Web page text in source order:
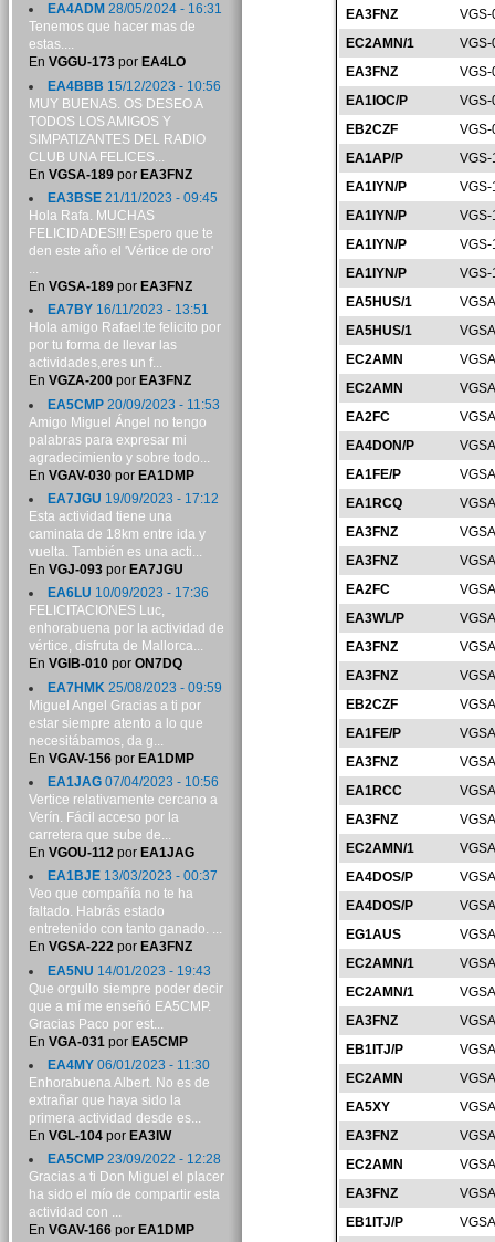
EA3FNZ
EC2AMN/1
EA3FNZ
EA1IOC/P
EB2CZF
EA1AP/P
EA1IYN/P
EA1IYN/P
EA1IYN/P
VGS-
EA1IYN/P
VGS-
EA5HUS/1
EA5HUS/1
EC2AMN
EC2AMN
EA2FC
EA4DON/P
EA1FE/P
EA1RCQ
EA3FNZ
EA3FNZ
EA2FC
EA3WL/P
EA3FNZ
EA3FNZ
EB2CZF
EA1FE/P
EA3FNZ
EA1RCC
EA3FNZ
EC2AMN/1
EA4DOS/P
EA4DOS/P
EG1AUS
EC2AMN/1
EC2AMN/1
EA3FNZ
EB1ITJ/P
EC2AMN
EA5XY
EA3FNZ
EC2AMN
EA3FNZ
EB1ITJ/P
EA4ADM 28/05/2024 - 16:31
Tenemos que hacer mas de
estas....
En VGGU-173por EA4LO
EA4BBB 15/12/2023 - 10:56
MUY BUENAS. OS DESEO A
TODOS LOS AMIGOS Y
SIMPATIZANTES DEL RADIO
CLUB UNA FELICES...
En VGSA-189por EA3FNZ
EA3BSE21/11/2023 - 09:45
Hola Rafa. MUCHAS
FELICIDADES!!! Espero que te
den este año el 'Vértice de oro'
...
En VGSA-189por EA3FNZ
EA7BY16/11/2023 - 13:51
Hola amigo Rafael:te felicito por
por tu forma de llevar las
actividades,eres un f...
En VGZA-200por EA3FNZ
EA5CMP20/09/2023 - 11:53
Amigo Miguel Ángel no tengo
palabras para expresar mi
agradecimiento y sobre todo...
En VGAV-030por EA1DMP
EA7JGU 19/09/2023 - 17:12
Esta actividad tiene una
caminata de 18km entre ida y
vuelta. También es una acti...
En VGJ-093por EA7JGU
EA6LU 10/09/2023 - 17:36
FELICITACIONES Luc,
enhorabuena por la actividad de
vértice, disfruta de Mallorca...
En VGIB-010por ON7DQ
EA7HMK 25/08/2023 - 09:59
Miguel Angel Gracias a ti por
estar siempre atento a lo que
necesitábamos, da g...
En VGAV-156por EA1DMP
EA1JAG07/04/2023 - 10:56
Vertice relativamente cercano a
Verín. Fácil acceso por la
carretera que sube de...
En VGOU-112por EA1JAG
EA1BJE13/03/2023 - 00:37
Veo que compañía no te ha
faltado. Habrás estado
entretenido con tanto ganado. ...
En VGSA-222por EA3FNZ
EA5NU 14/01/2023 - 19:43
Que orgullo siempre poder decir
que a mí me enseñó EA5CMP.
Gracias Paco por est...
En VGA-031 por EA5CMP
EA4MY06/01/2023 - 11:30
Enhorabuena Albert. No es de
extrañar que haya sido la
primera actividad desde es...
En VGL-104por EA3IW
EA5CMP23/09/2022 - 12:28
Gracias a ti Don Miguel el placer
ha sido el mío de compartir esta
actividad con ...
En VGAV-166por EA1DMP